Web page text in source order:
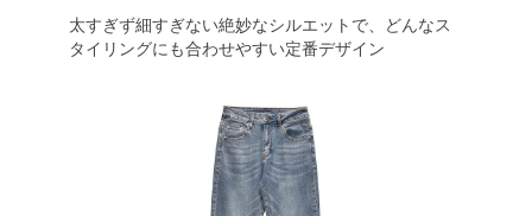
太すぎず細すぎない絶妙なシルエットで、どんなス
タイリングにも合わせやすい定番デザイン